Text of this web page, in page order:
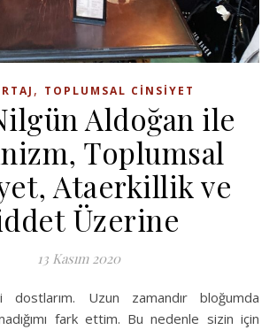
, TOPLUMSAL CINSIYET
Aldoğan ile
Toplumsal
Ataerkillik ve
Üzerine
13 Kasım 2020
fark ettim. Bu nedenle sizin için